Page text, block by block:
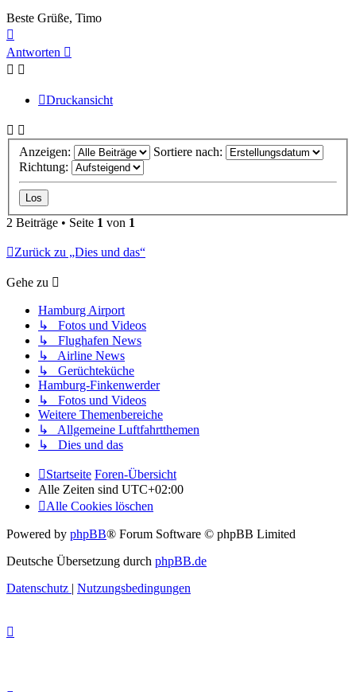
Beste Grüße, Timo
oben
Antworten
Druckansicht
Anzeigen:
Sortiere nach:
Richtung:
2 Beiträge • Seite 1 von 1
Zurück zu „Dies und das“
Gehe zu
Hamburg Airport
↳ Fotos und Videos
↳ Flughafen News
↳ Airline News
↳ Gerüchteküche
Hamburg-Finkenwerder
↳ Fotos und Videos
Weitere Themenbereiche
↳ Allgemeine Luftfahrtthemen
↳ Dies und das
Startseite Foren-Übersicht
Alle Zeiten sind UTC+02:00
Alle Cookies löschen
Powered by phpBB® Forum Software © phpBB Limited
Deutsche Übersetzung durch phpBB.de
Datenschutz | Nutzungsbedingungen